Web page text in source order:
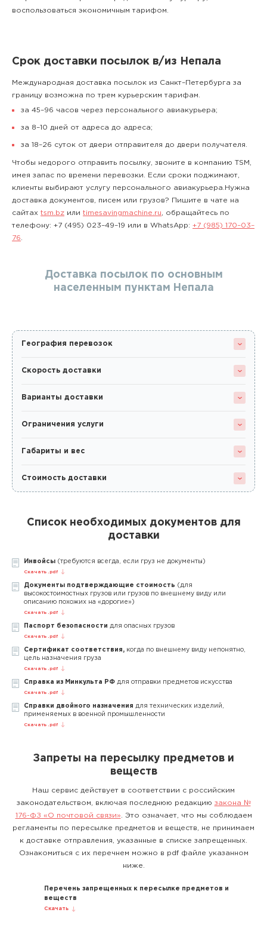
воспользоваться экономичным тарифом.
Срок доставки посылок в/из Непала
Международная доставка посылок из Санкт–Петербурга за
границу возможна по трем курьерским тарифам.
за 45–96 часов через персонального авиакурьера;
за 8–10 дней от адреса до адреса;
за 18–26 суток от двери отправителя до двери получателя.
Чтобы недорого отправить посылку, звоните в компанию TSM,
имея запас по времени перевозки. Если сроки поджимают,
клиенты выбирают услугу персонального авиакурьера.Нужна
доставка документов, писем или грузов? Пишите в чате на
сайтах tsm.bz или timesavingmachine.ru , обращайтесь по
телефону: +7 (495) 023–49–19 или в WhatsApp: +7 (985) 170–03–
76
Доставка посылок по основным
населенным пунктам Непала
География перевозок
Скорость доставки
Варианты доставки
Ограничения услуги
Габариты и вес
Стоимость доставки
Список необходимых документов для
доставки
Инвойсы (требуются всегда, если груз не документы)
Скачать .pdf
Документы подтверждающие стоимость (для
высокостоимостных грузов или грузов по внешнему виду или
описанию похожих на «дорогие»)
Скачать .pdf
Паспорт безопасности для опасных грузов
Скачать .pdf
Сертификат соответствия, когда по внешнему виду непонятно,
цель назначения груза
Скачать .pdf
Справка из Минкульта РФ для отправки предметов искусства
Скачать .pdf
Справки двойного назначения для технических изделий,
применяемых в военной промышленности
Скачать .pdf
Запреты на пересылку предметов и
веществ
Наш сервис действует в соответствии с российским
законодательством, включая последнюю редакцию закона №
176-ФЗ «О почтовой связи» . Это означает, что мы соблюдаем
регламенты по пересылке предметов и веществ, не принимаем
к доставке отправления, указанные в списке запрещенных.
Ознакомиться с их перечнем можно в pdf файле указанном
ниже.
Перечень запрещенных к пересылке предметов и
веществ
Скачать